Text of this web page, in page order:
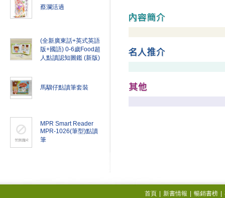
蔡瀾活過
(全新廣東話+英式英語
版+國語) 0-6歲Food超
人點讀認知圖鑑 (新版)
馬騮仔點讀筆套裝
MPR Smart Reader
MPR-1026(筆型)點讀
筆
首頁 新書情報 暢銷書榜